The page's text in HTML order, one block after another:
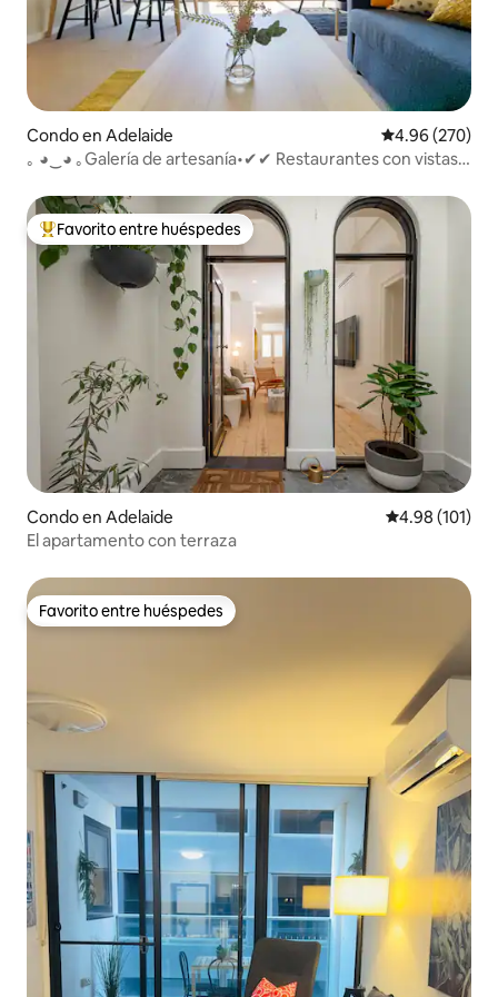
Condo en Adelaide Calificación
4.96 (270)
｡ ◕‿◕ ｡Galería de artesanía•✔✔ Restaurantes con vistas
Favorito entre huéspedes preferido
Favorito entre huéspedes
Condo en Adelaide Calificación
4.98 (101)
El apartamento con terraza
Favorito entre huéspedes
Favorito entre huéspedes